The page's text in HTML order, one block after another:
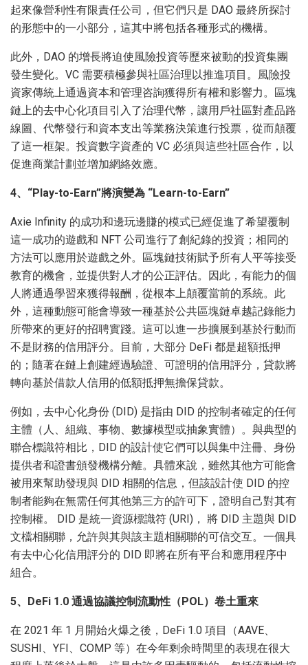
起來像營利性有限責任公司，但它們只是 DAO 最終所探討
的形態中的一小部分，這其中將包括各種形式的機構。
此外，DAO 的增長將迫使風險投資等歷來被動的投資集團
發生變化。VC 需要積極參與社區治理以推進項目。風險投
資家傳統上通過資本和管理咨詢獲得所有權和影響力。區塊
鏈上的去中心化項目引入了治理代幣，讓用戶社區對產品路
線圖、代幣發行和資本支出等業務決策進行投票，從而顛覆
了這一框架。投資數字資產的 VC 必須與這些社區合作，以
促進商業計劃並增加網絡效應。
4、“Play-to-Earn”將演變為 “Learn-to-Earn”
Axie Infinity 的成功和邊玩邊賺的模式已經促進了希望覆制
這一成功的遊戲和 NFT 公司進行了創紀錄的投資；相同的
方法可以應用於遊戲之外。區塊鏈技術賦予所有人平等接受
教育的機會，並提供對人才的公正評估。因此，有能力的個
人將通過學習來獲得報酬，從根本上顛覆當前的系統。此
外，這種動態可能會導致一種基於公共區塊鏈卓越記錄能力
所帶來的更好的招聘實踐。這可以進一步擴展到基於行動而
不是財務的信用評分。目前，大部分 DeFi 都是超額抵押
的；隨著在鏈上創建經過驗證、可證明的信用評分，貸款將
轉向基於借款人信用的低額抵押無擔保貸款。
例如，去中心化身份 (DID) 是指由 DID 的控制者確定的任何
主體（人、組織、事物、數據模型或抽象實體）。與典型的
聯合標識符相比，DID 的設計使它們可以與集中注冊、身份
提供者和證書頒發機構分離。具體來說，雖然其他方可能會
被用來幫助發現與 DID 相關的信息，但該設計使 DID 的控
制者能夠在無需任何其他第三方的許可下，證明自己對其有
控制權。 DID 是統一資源標識符 (URI)， 將 DID 主題與 DID
文檔相關聯，允許與其與該主題相關聯的可信交互。一個具
有去中心化信用評分的 DID 即將在所有平台和應用程序中
組合。
5、DeFi 1.0 通過協議控制流動性（POL）卷土重來
在 2021 年 1 月開始火爆之後，DeFi 1.0 項目（AAVE、
SUSHI、YFI、COMP 等）在今年剩余時間里的表現在很大